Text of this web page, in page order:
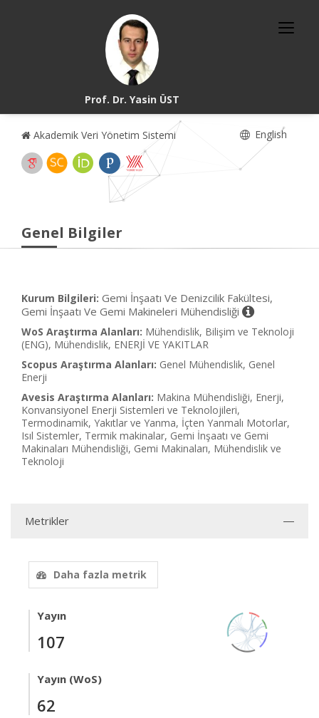
Prof. Dr. Yasin ÜST
Akademik Veri Yönetim Sistemi English
Genel Bilgiler
Kurum Bilgileri: Gemi İnşaatı Ve Denizcilik Fakültesi,
Gemi İnşaatı Ve Gemi Makineleri Mühendisliği
WoS Araştırma Alanları: Mühendislik, Bilişim ve Teknoloji
(ENG), Mühendislik, ENERJİ VE YAKITLAR
Scopus Araştırma Alanları: Genel Mühendislik, Genel
Enerji
Avesis Araştırma Alanları: Makina Mühendisliği, Enerji,
Konvansiyonel Enerji Sistemleri ve Teknolojileri,
Termodinamik, Yakıtlar ve Yanma, İçten Yanmalı Motorlar,
Isıl Sistemler, Termik makinalar, Gemi İnşaatı ve Gemi
Makinaları Mühendisliği, Gemi Makinaları, Mühendislik ve
Teknoloji
Metrikler
Daha fazla metrik
Yayın
107
Yayın (WoS)
62